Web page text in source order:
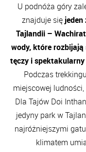
U podnóża góry
znajduje się
Tajlandii –
wody, które rozbijają
tęczy i spektakularny
Podczas
miejscowej
Dla Tajów Doi
jedyny park w
najróżniejszymi
klimatem